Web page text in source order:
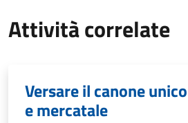
Attività correlate
Versare il canone
e mercatale